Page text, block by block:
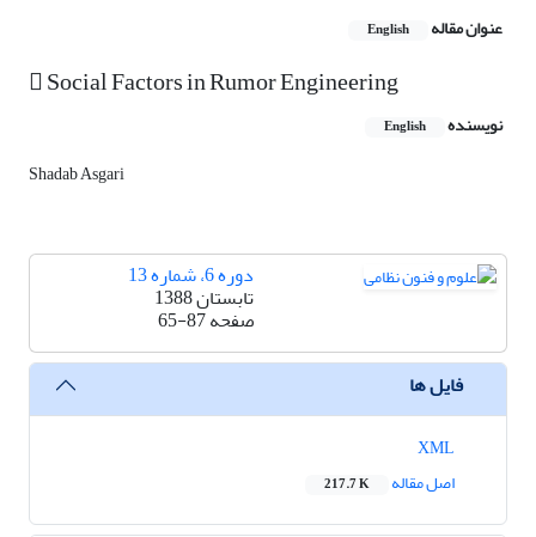
عنوان مقاله English
 Social Factors in Rumor Engineering
نویسنده English
Shadab Asgari
دوره 6، شماره 13
تابستان 1388
صفحه65-87
فایل ها
اصل مقاله
217.7 K